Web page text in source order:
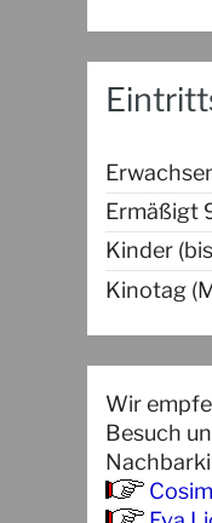
Ermäßigt
Kinder
Kinotag
Wir
Besuch